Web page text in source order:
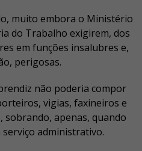
muito embora o Ministério
do Trabalho exigirem, dos
em funções insalubres e,
perigosas.
não poderia compor
vigias, faxineiros e
sobrando, apenas, quando
administrativo.